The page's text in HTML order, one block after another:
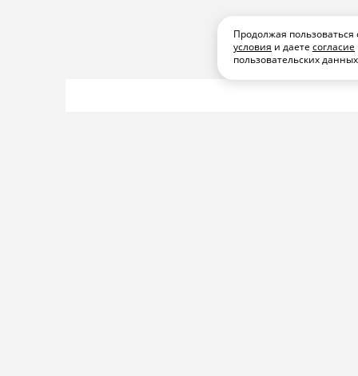
Продолжая
условия и даете согласие
пользовательских